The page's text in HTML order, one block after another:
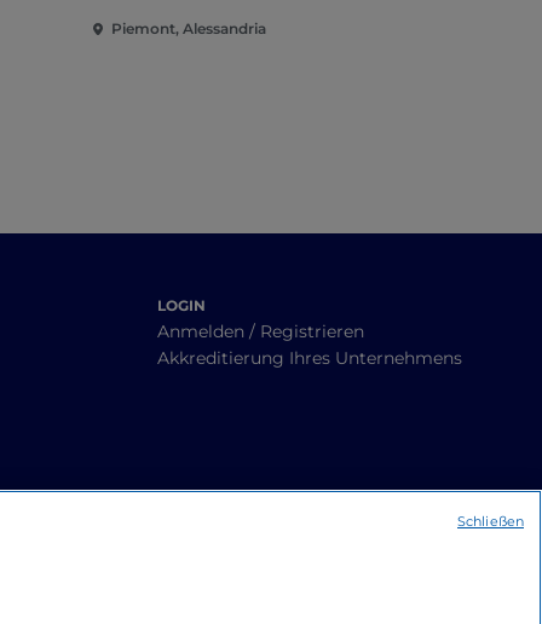
Piemont, Alessandria
LOGIN
Anmelden / Registrieren
Akkreditierung Ihres Unternehmens
Schließen